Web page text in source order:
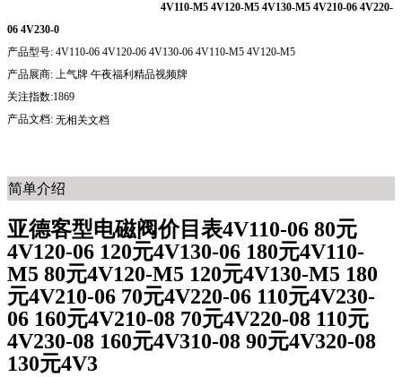
4V110-M5 4V120-M5 4V130-M5 4V210-06 4V220-
06 4V230-0
产品型号: 4V110-06 4V120-06 4V130-06 4V110-M5 4V120-M5
产品展商: 上气牌 午夜福利精品视频牌
关注指数:1869
产品文档: 无相关文档
简单介绍
亚德客型电磁阀价目表4V110-06 80元
4V120-06 120元4V130-06 180元4V110-
M5 80元4V120-M5 120元4V130-M5 180
元4V210-06 70元4V220-06 110元4V230-
06 160元4V210-08 70元4V220-08 110元
4V230-08 160元4V310-08 90元4V320-08
130元4V3